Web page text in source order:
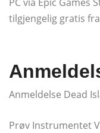
tilgjengelig gratis
Anmeldelse Dead
Prøv Instrumentet